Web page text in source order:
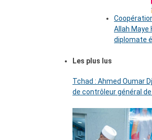
Allah Maye
diplomate
Les plus lus
Tchad : Ahmed Oumar
de contrôleur général